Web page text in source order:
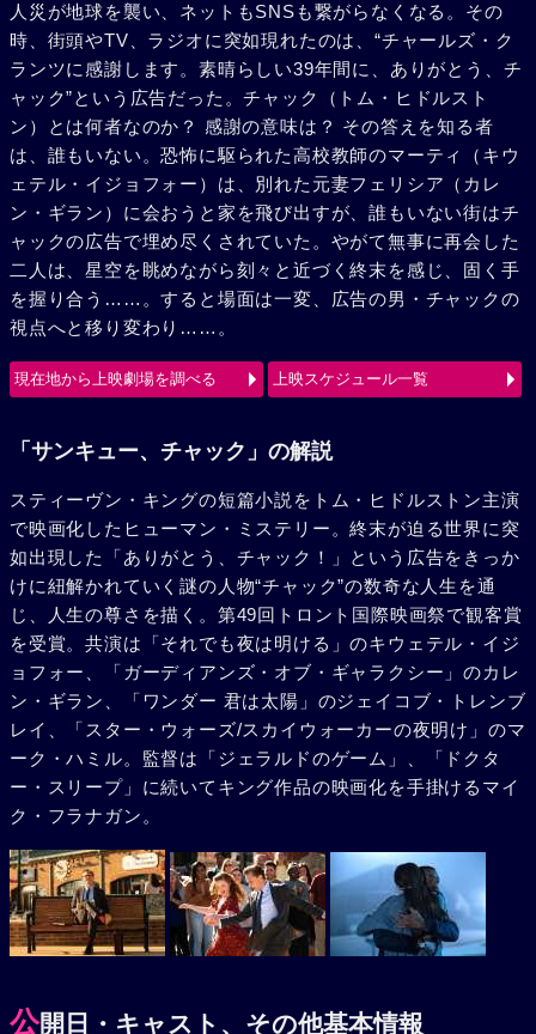
人災が地球を襲い、ネットもSNSも繋がらなくなる。その
時、街頭やTV、ラジオに突如現れたのは、“チャールズ・ク
ランツに感謝します。素晴らしい39年間に、ありがとう、チ
ャック”という広告だった。チャック（トム・ヒドルスト
ン）とは何者なのか？ 感謝の意味は？ その答えを知る者
は、誰もいない。恐怖に駆られた高校教師のマーティ（キウ
ェテル・イジョフォー）は、別れた元妻フェリシア（カレ
ン・ギラン）に会おうと家を飛び出すが、誰もいない街はチ
ャックの広告で埋め尽くされていた。やがて無事に再会した
二人は、星空を眺めながら刻々と近づく終末を感じ、固く手
を握り合う……。すると場面は一変、広告の男・チャックの
視点へと移り変わり……。
現在地から上映劇場を調べる 上映スケジュール一覧
「サンキュー、チャック」の解説
スティーヴン・キングの短篇小説をトム・ヒドルストン主演
で映画化したヒューマン・ミステリー。終末が迫る世界に突
如出現した「ありがとう、チャック！」という広告をきっか
けに紐解かれていく謎の人物“チャック”の数奇な人生を通
じ、人生の尊さを描く。第49回トロント国際映画祭で観客賞
を受賞。共演は「それでも夜は明ける」のキウェテル・イジ
ョフォー、「ガーディアンズ・オブ・ギャラクシー」のカレ
ン・ギラン、「ワンダー 君は太陽」のジェイコブ・トレンブ
レイ、「スター・ウォーズ/スカイウォーカーの夜明け」のマ
ーク・ハミル。監督は「ジェラルドのゲーム」、「ドクタ
ー・スリープ」に続いてキング作品の映画化を手掛けるマイ
ク・フラナガン。
公開日・キャスト、その他基本情報